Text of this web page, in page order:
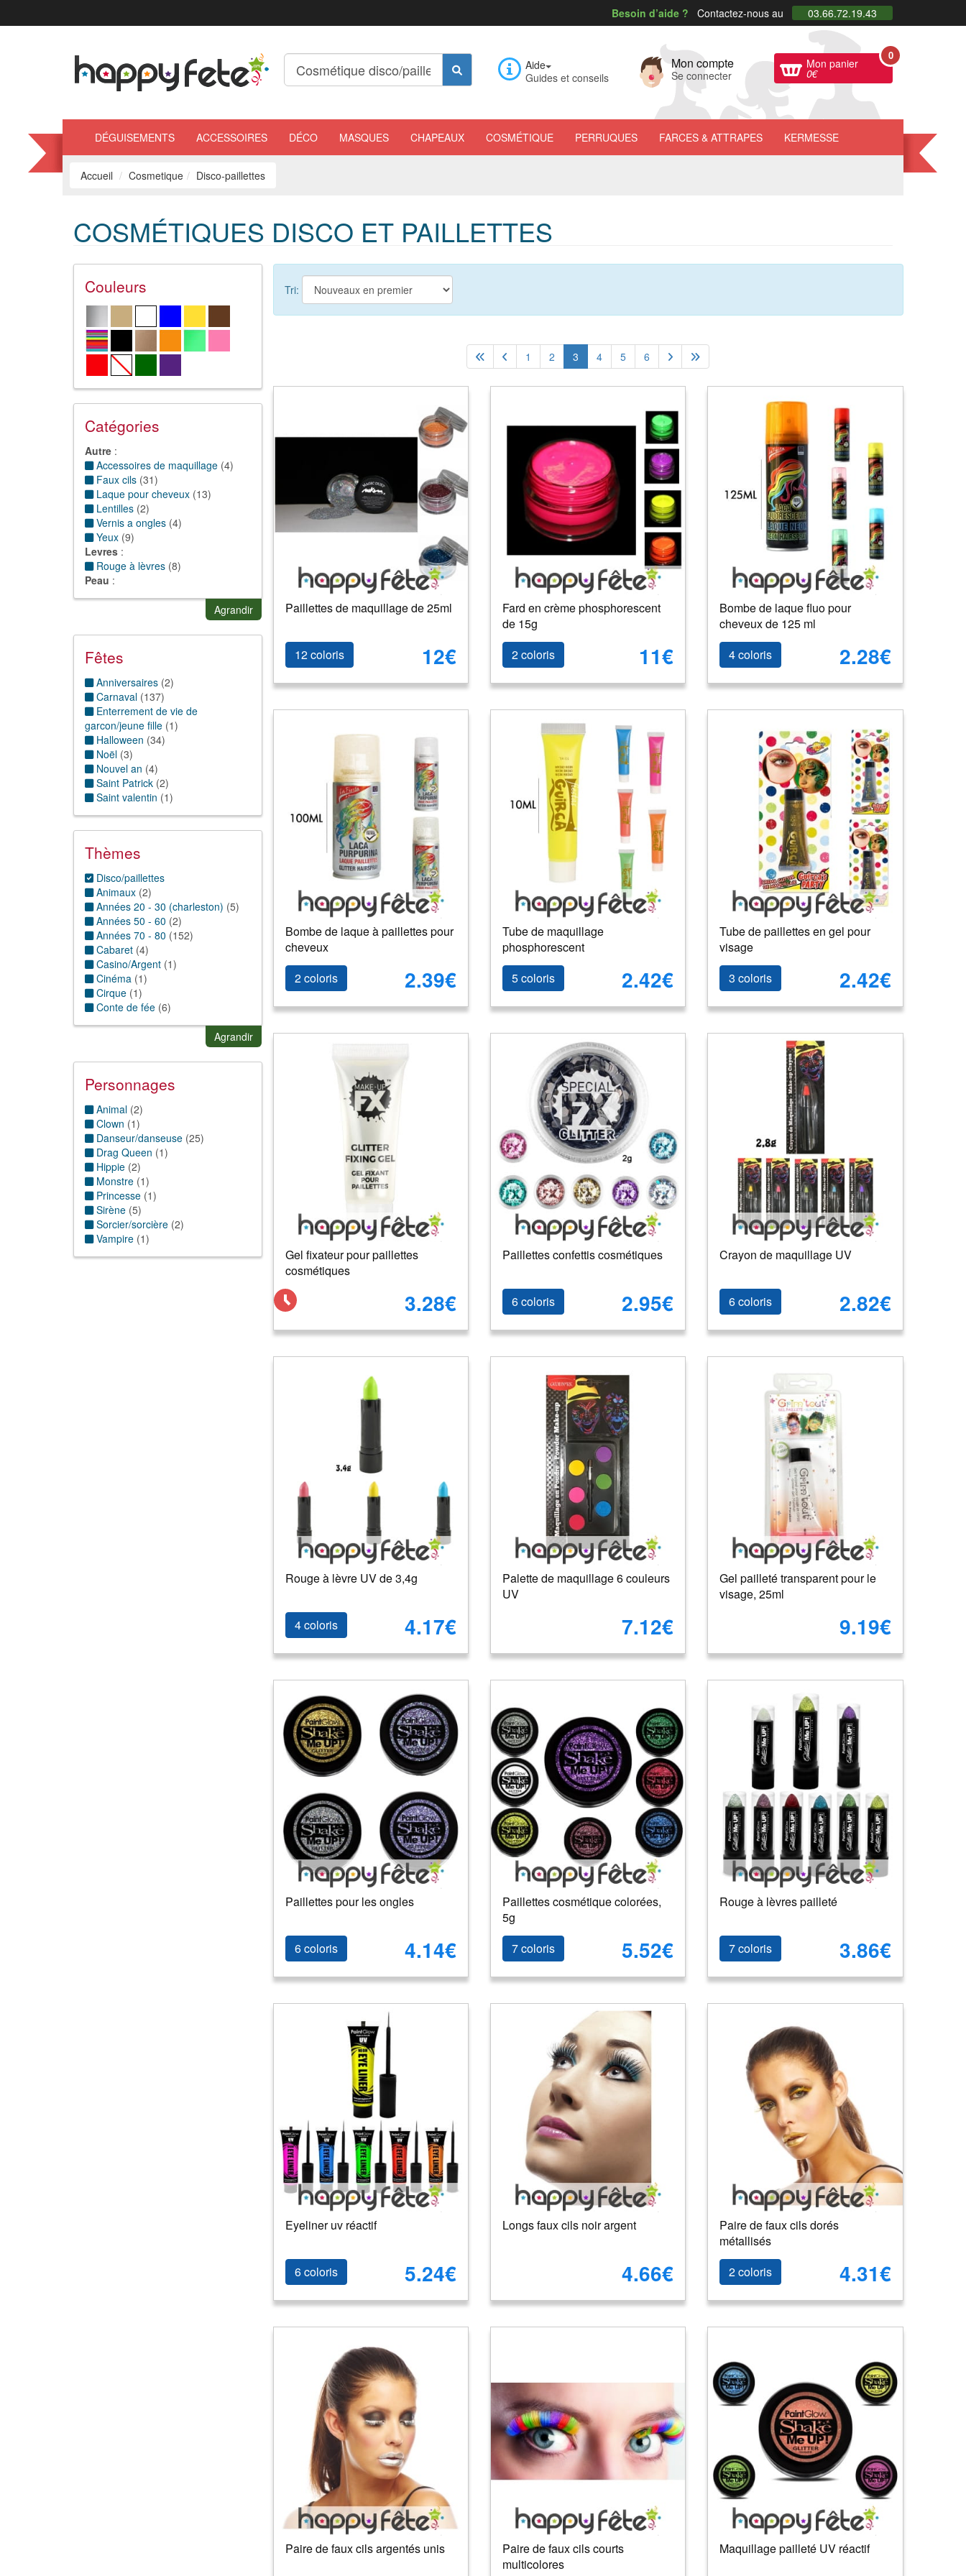
Besoin d’aide ? Contactez-nous au 03.66.72.19.43
Aide
Guides et conseils
Mon compte
Se connecter
Mon panier
0€
0
DÉGUISEMENTS ACCESSOIRES DÉCO MASQUES CHAPEAUX COSMÉTIQUE PERRUQUES FARCES & ATTRAPES KERMESSE
Accueil Cosmetique Disco-paillettes
COSMÉTIQUES DISCO ET PAILLETTES
Couleurs
Catégories
Autre :
Accessoires de maquillage (4)
Faux cils (31)
Laque pour cheveux (13)
Lentilles (2)
Vernis a ongles (4)
Yeux (9)
Levres :
Rouge à lèvres (8)
Peau :
Crayons de maquillage(10)
Paillettes(50)
Peau autre
Agrandir
Fêtes
Anniversaires (2)
Carnaval (137)
Enterrement de vie de
garcon/jeune fille (1)
Halloween (34)
Noël (3)
Nouvel an (4)
Saint Patrick (2)
Saint valentin (1)
Thèmes
Disco/paillettes
Animaux (2)
Années 20 - 30 (charleston) (5)
Années 50 - 60 (2)
Années 70 - 80 (152)
Cabaret (4)
Casino/Argent (1)
Cinéma (1)
Cirque (1)
Conte de fée (6)
Folklorique(1)
Humour(1)
Magie & sorcellerie
Nature (1)
Punk(2)
Sexy/Charme
Stars/célébrités(1)
Agrandir
Personnages
Animal (2)
Clown (1)
Danseur/danseuse (25)
Drag Queen (1)
Hippie (2)
Monstre (1)
Princesse (1)
Sirène (5)
Sorcier/sorcière (2)
Vampire (1)
Tri:
1 2 3 4 5 6
Paillettes de maquillage de 25ml
12 coloris 12€
Fard en crème phosphorescent
de 15g
2 coloris
11€
Bombe de laque fluo pour
cheveux de 125 ml
4 coloris
2.28€
Bombe de laque à paillettes pour
cheveux
2 coloris
2.39€
Tube de maquillage
phosphorescent
5 coloris
2.42€
Tube de paillettes en gel pour
visage
3 coloris
2.42€
Gel fixateur pour paillettes
cosmétiques
3.28€
Paillettes confettis cosmétiques
6 coloris 2.95€
Crayon de maquillage UV
6 coloris 2.82€
Rouge à lèvre UV de 3,4g
4 coloris 4.17€
Palette de maquillage 6 couleurs
UV
7.12€
Gel pailleté transparent pour le
visage, 25ml
9.19€
Paillettes pour les ongles
6 coloris 4.14€
Paillettes cosmétique colorées,
5g
7 coloris
5.52€
Rouge à lèvres pailleté
7 coloris 3.86€
Eyeliner uv réactif
6 coloris 5.24€
Longs faux cils noir argent
4.66€
Paire de faux cils dorés
métallisés
2 coloris
4.31€
Paire de faux cils argentés unis
Paire de faux cils courts
multicolores
Maquillage pailleté UV réactif